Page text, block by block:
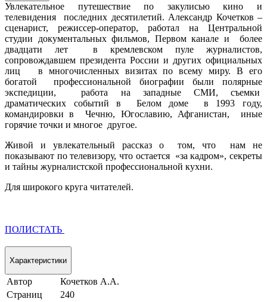
Увлекательное путешествие по закулисью кино и
телевидения
последних десятилетий. Александр Кочетков ‒
сценарист, режиссер-оператор, работал на Центральной
студии документальных фильмов, Первом канале и более
двадцати лет в кремлевском пуле журналистов,
сопровождавшем президента России и других официальных
лиц
в многочисленных визитах по всему миру. В его
богатой
профессиональной биографии были полярные
экспедиции,
работа на западные СМИ, съемки
драматических событий в
Белом доме
в 1993 году,
командировки в
Чечню, Югославию, Афганистан, иные
горячие точки и многое другое.
Живой и увлекательный рассказ о
том, что
нам не
показывают по телевизору, что остается
«за кадром», секреты
и тайны журналистской профессиональной кухни.
Для широкого круга читателей.
ПОЛИСТАТЬ
Характеристики
Автор
Кочетков А.А.
Страниц
240